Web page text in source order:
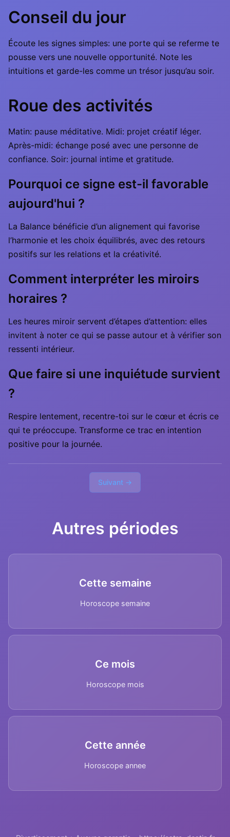
Conseil du jour
Écoute les signes simples: une porte qui se referme te
pousse vers une nouvelle opportunité. Note les
intuitions et garde-les comme un trésor jusqu’au soir.
Roue des activités
Matin: pause méditative. Midi: projet créatif léger.
Après-midi: échange posé avec une personne de
confiance. Soir: journal intime et gratitude.
Pourquoi ce signe est-il favorable
aujourd'hui ?
La Balance bénéficie d’un alignement qui favorise
l’harmonie et les choix équilibrés, avec des retours
positifs sur les relations et la créativité.
Comment interpréter les miroirs
horaires ?
Les heures miroir servent d’étapes d’attention: elles
invitent à noter ce qui se passe autour et à vérifier son
ressenti intérieur.
Que faire si une inquiétude survient
?
Respire lentement, recentre-toi sur le cœur et écris ce
qui te préoccupe. Transforme ce trac en intention
positive pour la journée.
Suivant →
Autres périodes
Cette semaine
Horoscope semaine
Ce mois
Horoscope mois
Cette année
Horoscope annee